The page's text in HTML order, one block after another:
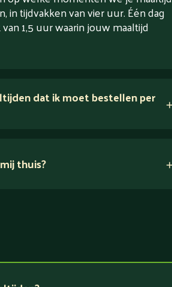
tijdvakken van vier uur. Één dag
1,5 uur waarin jouw maaltijd
dat ik moet bestellen per
thuis?